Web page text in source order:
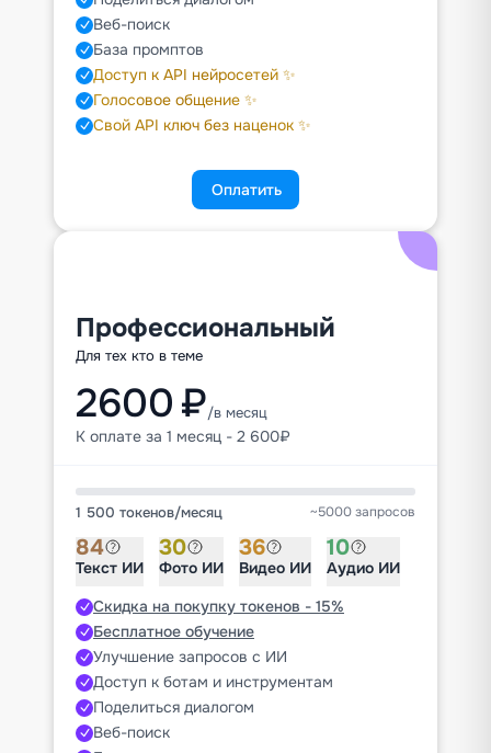
Веб-поиск
База промптов
Доступ к API нейросетей ✨
Голосовое общение ✨
Свой API ключ без наценок ✨
Оплатить
Профессиональный
Для тех кто в теме
2600 ₽/в месяц
К оплате за 1 месяц - 2 600₽
1 500 токенов/месяц ~5000 запросов
84
Текст ИИ
30
Фото ИИ
36
Видео ИИ
10
Аудио ИИ
Скидка на покупку токенов - 15%
Бесплатное обучение
Улучшение запросов с ИИ
Доступ к ботам и инструментам
Поделиться диалогом
Веб-поиск